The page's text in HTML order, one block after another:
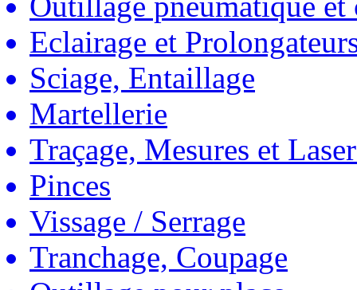
Eclairage et
Sciage, Entaillage
Martellerie
Traçage, Mesures et
Pinces
Vissage / Serrage
Tranchage, Coupage